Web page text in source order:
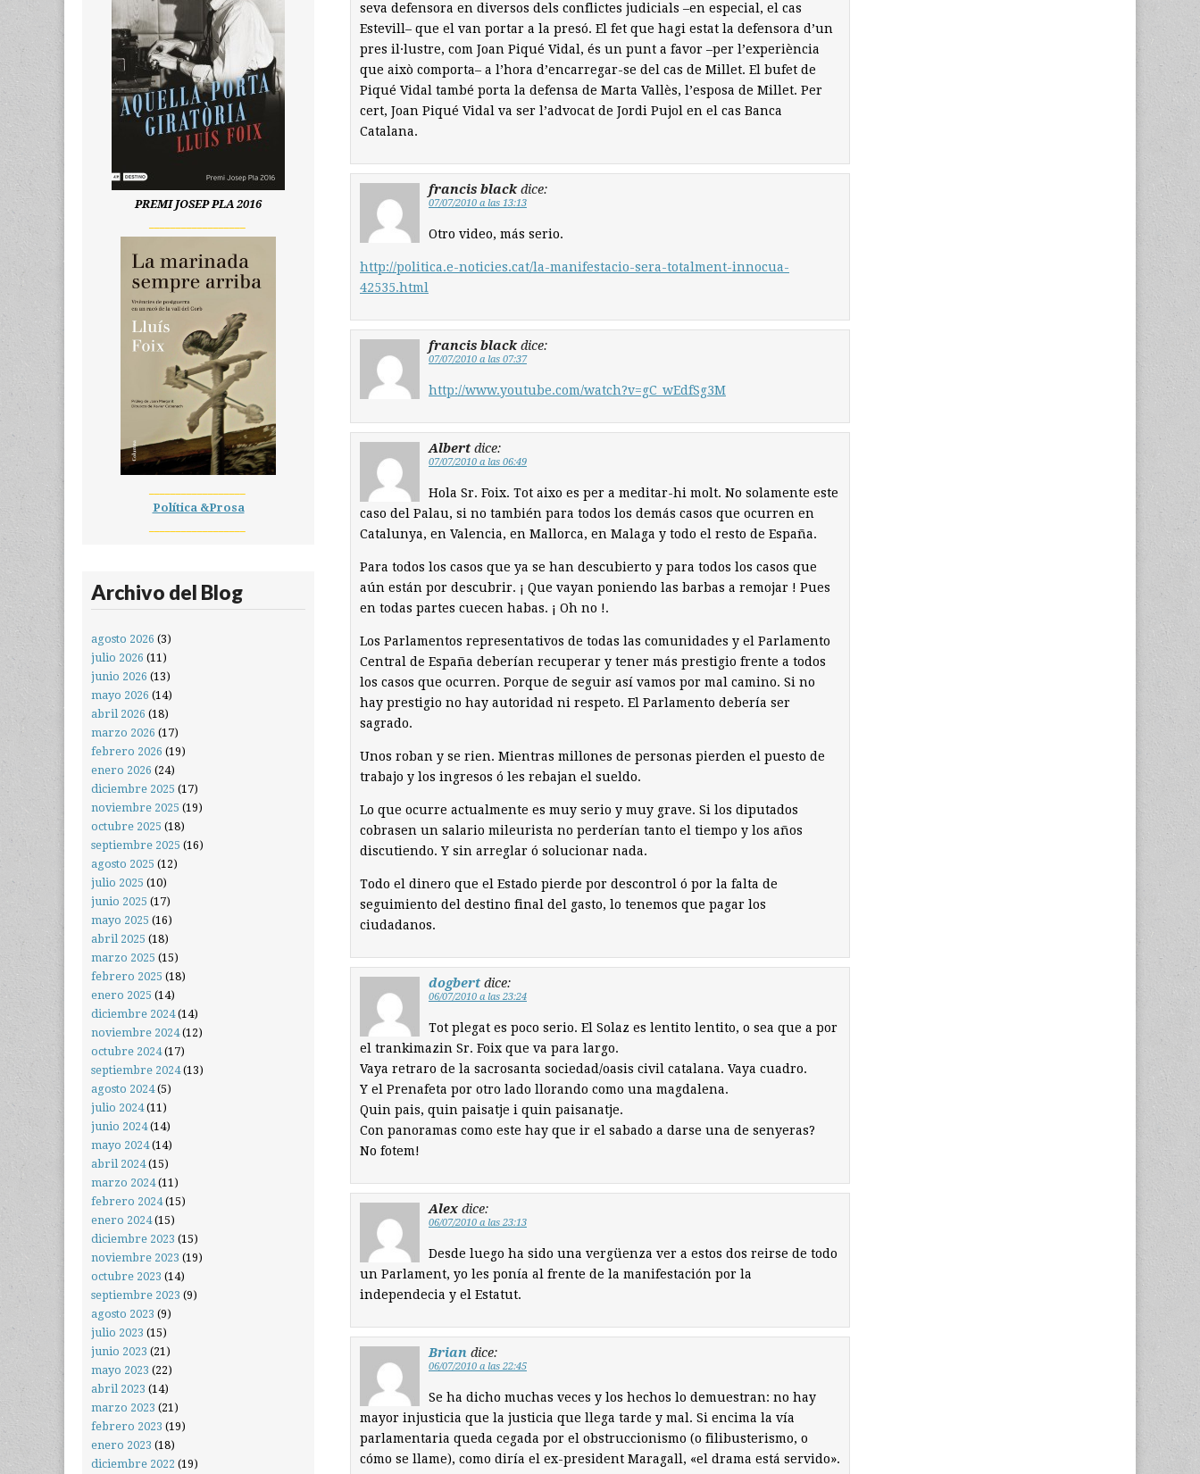
seva defensora en diversos dels conflictes judicials –en especial, el cas
Estevill– que el van portar a la presó. El fet que hagi estat la defensora d’un
pres il·lustre, com Joan Piqué Vidal, és un punt a favor –per l’experiència
que això comporta– a l’hora d’encarregar-se del cas de Millet. El bufet de
Piqué Vidal també porta la defensa de Marta Vallès, l’esposa de Millet. Per
cert, Joan Piqué Vidal va ser l’advocat de Jordi Pujol en el cas Banca
Catalana.
francis black dice:
07/07/2010 a las 13:13
Otro video, más serio.
http://politica.e-noticies.cat/la-manifestacio-sera-totalment-innocua-
42535.html
francis black dice:
07/07/2010 a las 07:37
http://www.youtube.com/watch?v=gC_wEdfSg3M
Albert dice:
07/07/2010 a las 06:49
Hola Sr. Foix. Tot aixo es per a meditar-hi molt. No solamente este
caso del Palau, si no también para todos los demás casos que ocurren en
Catalunya, en Valencia, en Mallorca, en Malaga y todo el resto de España.
Para todos los casos que ya se han descubierto y para todos los casos que
aún están por descubrir. ¡ Que vayan poniendo las barbas a remojar ! Pues
en todas partes cuecen habas. ¡ Oh no !.
Los Parlamentos representativos de todas las comunidades y el Parlamento
Central de España deberían recuperar y tener más prestigio frente a todos
los casos que ocurren. Porque de seguir así vamos por mal camino. Si no
hay prestigio no hay autoridad ni respeto. El Parlamento debería ser
sagrado.
Unos roban y se rien. Mientras millones de personas pierden el puesto de
trabajo y los ingresos ó les rebajan el sueldo.
Lo que ocurre actualmente es muy serio y muy grave. Si los diputados
cobrasen un salario mileurista no perderían tanto el tiempo y los años
discutiendo. Y sin arreglar ó solucionar nada.
Todo el dinero que el Estado pierde por descontrol ó por la falta de
seguimiento del destino final del gasto, lo tenemos que pagar los
ciudadanos.
dogbert dice:
06/07/2010 a las 23:24
Tot plegat es poco serio. El Solaz es lentito lentito, o sea que a por
el trankimazin Sr. Foix que va para largo.
Vaya retraro de la sacrosanta sociedad/oasis civil catalana. Vaya cuadro.
Y el Prenafeta por otro lado llorando como una magdalena.
Quin pais, quin paisatje i quin paisanatje.
Con panoramas como este hay que ir el sabado a darse una de senyeras?
No fotem!
Alex dice:
06/07/2010 a las 23:13
Desde luego ha sido una vergüenza ver a estos dos reirse de todo
un Parlament, yo les ponía al frente de la manifestación por la
independecia y el Estatut.
Brian dice:
06/07/2010 a las 22:45
Se ha dicho muchas veces y los hechos lo demuestran: no hay
mayor injusticia que la justicia que llega tarde y mal. Si encima la vía
parlamentaria queda cegada por el obstruccionismo (o filibusterismo, o
cómo se llame), como diría el ex-president Maragall, «el drama está servido».
PREMI JOSEP PLA 2016
Política &Prosa
Archivo del Blog
agosto 2026 (3)
julio 2026 (11)
junio 2026 (13)
mayo 2026 (14)
abril 2026 (18)
marzo 2026 (17)
febrero 2026 (19)
enero 2026 (24)
diciembre 2025 (17)
noviembre 2025 (19)
octubre 2025 (18)
septiembre 2025 (16)
agosto 2025 (12)
julio 2025 (10)
junio 2025 (17)
mayo 2025 (16)
abril 2025 (18)
marzo 2025 (15)
febrero 2025 (18)
enero 2025 (14)
diciembre 2024(14)
noviembre 2024(12)
octubre 2024(17)
septiembre 2024(13)
agosto 2024(5)
julio 2024(11)
junio 2024(14)
mayo 2024(14)
abril 2024(15)
marzo 2024(11)
febrero 2024(15)
enero 2024(15)
diciembre 2023 (15)
noviembre 2023 (19)
octubre 2023 (14)
septiembre 2023 (9)
agosto 2023 (9)
julio 2023 (15)
junio 2023 (21)
mayo 2023 (22)
abril 2023 (14)
marzo 2023 (21)
febrero 2023 (19)
enero 2023 (18)
diciembre 2022 (19)